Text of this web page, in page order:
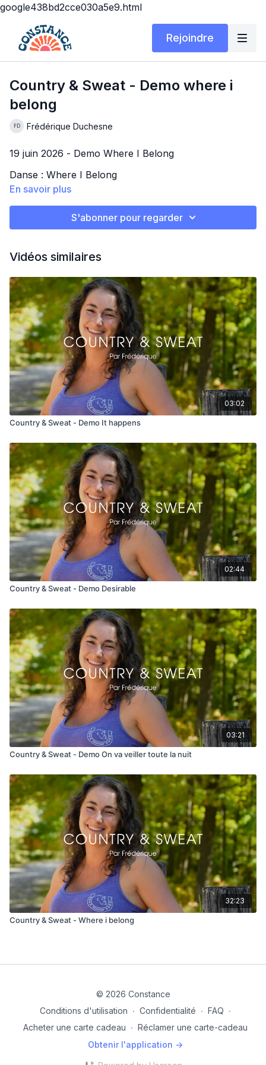
google438bd2cce030a5e9.html
Rejoindre
Country & Sweat - Demo where i
belong
Frédérique Duchesne
19 juin 2026 - Demo Where I Belong
Danse : Where I Belong
Niveau: Novice /inter (Niv. 3-4)
Chanson: Où on dansait autrefois de William Cloutier
et Zach Chico
En savoir plus
S'abonner pour regarder
Vidéos similaires
03:02
Country & Sweat - Demo It happens
02:44
Country & Sweat - Demo Desirable
03:21
Country & Sweat - Demo On va veiller toute la nuit
32:23
Country & Sweat - Where i belong
© 2026 Constance
Conditions d'utilisation ∙ Confidentialité ∙ FAQ ∙
Acheter une carte cadeau ∙ Réclamer une carte-cadeau
Obtenir l'application ->